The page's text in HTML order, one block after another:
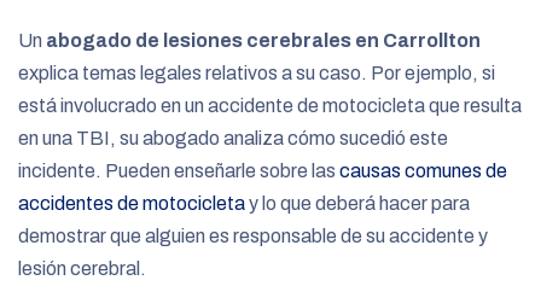
Un abogado de lesiones cerebrales en Carrollton
explica temas legales relativos a su caso. Por ejemplo, si
está involucrado en un accidente de motocicleta que resulta
en una TBI, su abogado analiza cómo sucedió este
incidente. Pueden enseñarle sobre las causas comunes de
accidentes de motocicletay lo que deberá hacer para
demostrar que alguien es responsable de su accidente y
lesión cerebral.